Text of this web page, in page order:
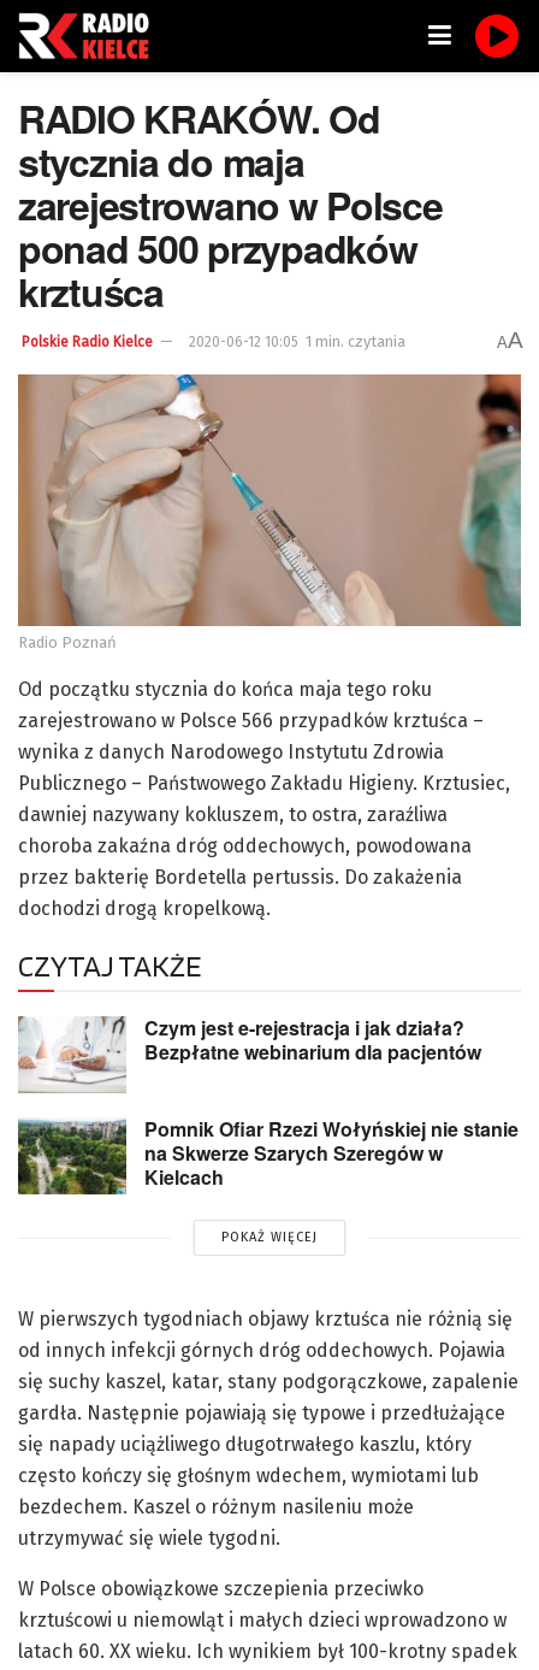
RADIO KRAKÓW. Od
stycznia do maja
zarejestrowano w Polsce
ponad 500 przypadków
krztuśca
Polskie Radio Kielce 2020-06-12 10:05 1 min. czytania AA
Radio Poznań
Od początku stycznia do końca maja tego roku
zarejestrowano w Polsce 566 przypadków krztuśca –
wynika z danych Narodowego Instytutu Zdrowia
Publicznego – Państwowego Zakładu Higieny. Krztusiec,
dawniej nazywany kokluszem, to ostra, zaraźliwa
choroba zakaźna dróg oddechowych, powodowana
przez bakterię Bordetella pertussis. Do zakażenia
dochodzi drogą kropelkową.
CZYTAJ TAKŻE
Czym jest e-rejestracja i jak działa?
Bezpłatne webinarium dla pacjentów
Pomnik Ofiar Rzezi Wołyńskiej nie stanie
na Skwerze Szarych Szeregów w
Kielcach
POKAŻ WIĘCEJ
W pierwszych tygodniach objawy krztuśca nie różnią się
od innych infekcji górnych dróg oddechowych. Pojawia
się suchy kaszel, katar, stany podgorączkowe, zapalenie
gardła. Następnie pojawiają się typowe i przedłużające
się napady uciążliwego długotrwałego kaszlu, który
często kończy się głośnym wdechem, wymiotami lub
bezdechem. Kaszel o różnym nasileniu może
utrzymywać się wiele tygodni.
W Polsce obowiązkowe szczepienia przeciwko
krztuścowi u niemowląt i małych dzieci wprowadzono w
latach 60. XX wieku. Ich wynikiem był 100-krotny spadek